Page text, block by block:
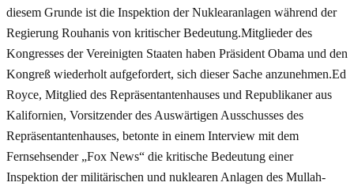
diesem Grunde ist die Inspektion der Nuklearanlagen während der
Regierung Rouhanis von kritischer Bedeutung.Mitglieder des
Kongresses der Vereinigten Staaten haben Präsident Obama und den
Kongreß wiederholt aufgefordert, sich dieser Sache anzunehmen.Ed
Royce, Mitglied des Repräsentantenhauses und Republikaner aus
Kalifornien, Vorsitzender des Auswärtigen Ausschusses des
Repräsentantenhauses, betonte in einem Interview mit dem
Fernsehsender „Fox News“ die kritische Bedeutung einer
Inspektion der militärischen und nuklearen Anlagen des Mullah-